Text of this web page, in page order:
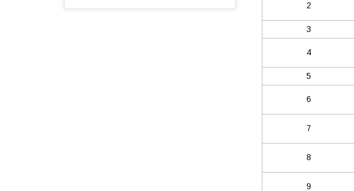
2
3
4
5
6
7
8
9